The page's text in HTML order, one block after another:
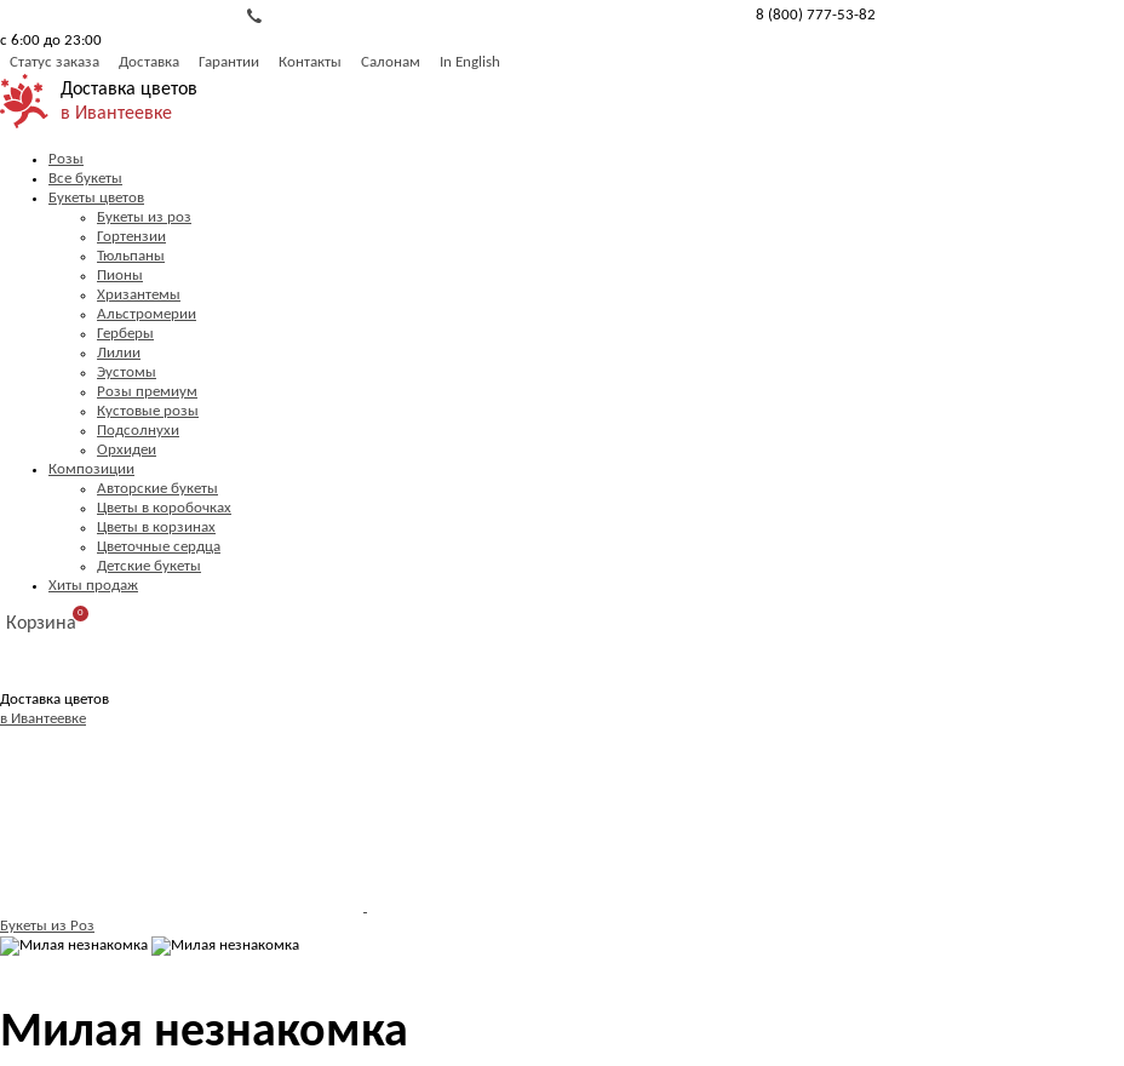
8 (800) 777-53-82
с 6:00 до 23:00
Статус заказа
Доставка Гарантии Контакты Салонам In English
Доставка цветов
в Ивантеевке
Розы
Все букеты
Букеты цветов
Букеты из роз
Гортензии
Тюльпаны
Пионы
Хризантемы
Альстромерии
Герберы
Лилии
Эустомы
Розы премиум
Кустовые розы
Подсолнухи
Орхидеи
Композиции
Авторские букеты
Цветы в коробочках
Цветы в корзинах
Цветочные сердца
Детские букеты
Хиты продаж
Корзина
0
Доставка цветов
в Ивантеевке
Букеты из Роз
Милая незнакомка